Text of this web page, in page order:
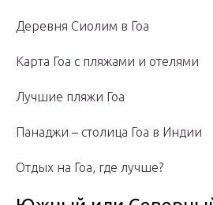
Деревня Сиолим в Гоа
Карта Гоа с пляжами и отелями
Лучшие пляжи Гоа
Панаджи – столица Гоа в Индии
Отдых на Гоа, где лучше?